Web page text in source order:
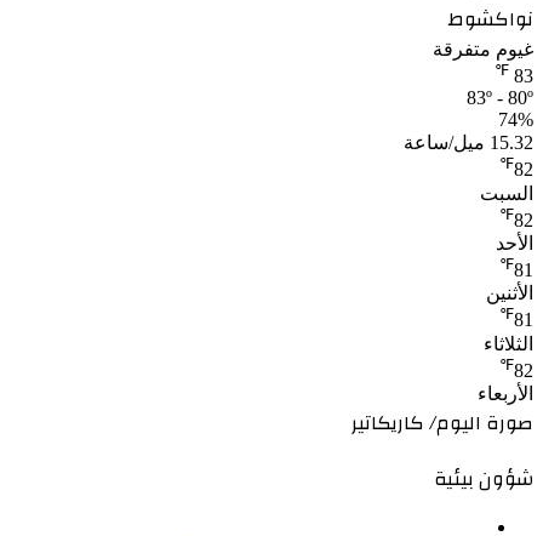
نواكشوط
غيوم متفرقة
83
℉
83º - 80º
74%
15.32 ميل/ساعة
82
℉
السبت
82
℉
الأحد
81
℉
الأثنين
81
℉
الثلاثاء
82
℉
الأربعاء
صورة اليوم/ كاريكاتير
شؤون بيئية